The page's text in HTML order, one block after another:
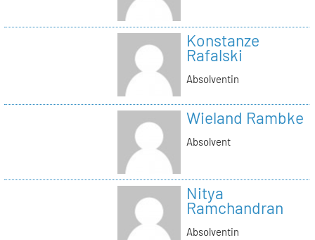
Konstanze
Rafalski
Absolventin
Wieland Rambke
Absolvent
Nitya
Ramchandran
Absolventin